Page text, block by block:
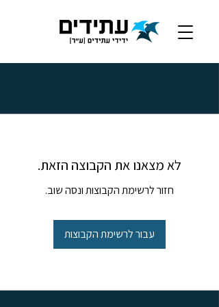
לא מצאנו את הקבוצה הזאת.
חזור לרשימת הקבוצות ונסה שוב.
עבור לרשימת הקבוצות